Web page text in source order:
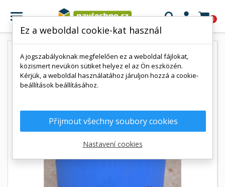
 0
Ez a weboldal cookie-kat használ
A jogszabályoknak megfelelően ez a weboldal fájlokat,
közismert nevükön sütiket helyez el az Ön eszközén.
Kérjük, a weboldal használatához járuljon hozzá a cookie-
beállítások beállításához.
Přijmout všechny soubory cookies
Nastavení cookies